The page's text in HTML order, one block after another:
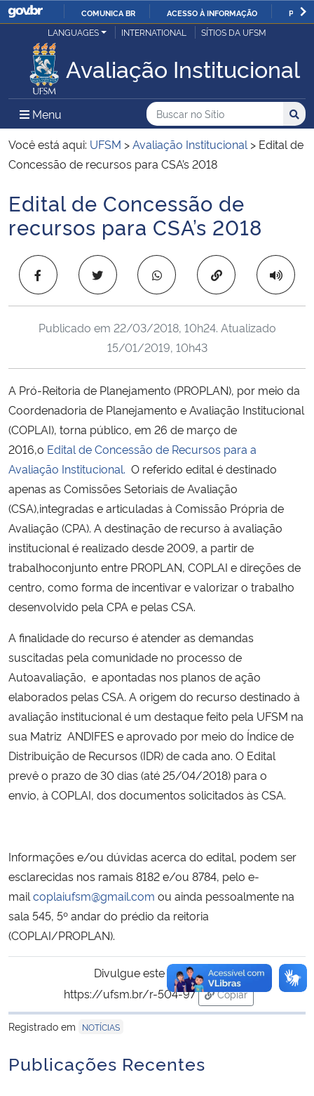
IR
O
COMUNICA BR ACESSO À INFORMAÇÃO
Ministério da Justiça e Segurança Pública
Ministério da Defesa
Ministério das Relações Exteriores
Ministério da Infraestrutura
Ministério da Educação
Ministério da Cidadania
Ministério da Ciência, Tecnologia, Inovações e Comunicações
Ministério do Meio Ambiente
Ministério do Turismo
Ministério do Desenvolvimento Regional
Controladoria-Geral da União
Secretaria-Geral
Secretaria de Governo
Gabinete de Segurança Institucional
Advocacia-Geral da União
LANGUAGES INTERNATIONAL SÍTIOS DA UFSM
Avaliação Institucional
Menu Menu Principal do Sítio
Busca
Buscar no no Sítio
Busca:
Você está aqui: UFSM >Avaliação Institucional > Edital de
Concessão de recursos para CSA’s 2018
Início do conteúdo
Edital de Concessão de
recursos para CSA’s 2018
Copiar para área
Publicado em 22/03/2018, 10h24. Atualizado
15/01/2019, 10h43
A Pró-Reitoria de Planejamento (PROPLAN), por meio da
Coordenadoria de Planejamento e Avaliação Institucional
(COPLAI), torna público, em 26 de março de
2016,o Edital de Concessão de Recursos para a
Avaliação Institucional. O referido edital é destinado
apenas as Comissões Setoriais de Avaliação
(CSA),integradas e articuladas à Comissão Própria de
Avaliação (CPA). A destinação de recurso à avaliação
institucional é realizado desde 2009, a partir de
trabalhoconjunto entre PROPLAN, COPLAI e direções de
centro, como forma de incentivar e valorizar o trabalho
desenvolvido pela CPA e pelas CSA.
A finalidade do recurso é atender as demandas
suscitadas pela comunidade no processo de
Autoavaliação, e apontadas nos planos de ação
elaborados pelas CSA. A origem do recurso destinado à
avaliação institucional é um destaque feito pela UFSM na
sua Matriz ANDIFES e aprovado por meio do Índice de
Distribuição de Recursos (IDR) de cada ano. O Edital
prevê o prazo de 30 dias (até 25/04/2018) para o
envio, à COPLAI, dos documentos solicitados às CSA.
Informações e/ou dúvidas acerca do edital, podem ser
esclarecidas nos ramais 8182 e/ou 8784, pelo e-
mail coplaiufsm@gmail.com ou ainda pessoalmente na
sala 545, 5º andar do prédio da reitoria
(COPLAI/PROPLAN).
Divulgue este conteúdo:
https://ufsm.br/r-504-97
Copiar
para área de
Registrado em
NOTÍCIAS
Publicações Recentes